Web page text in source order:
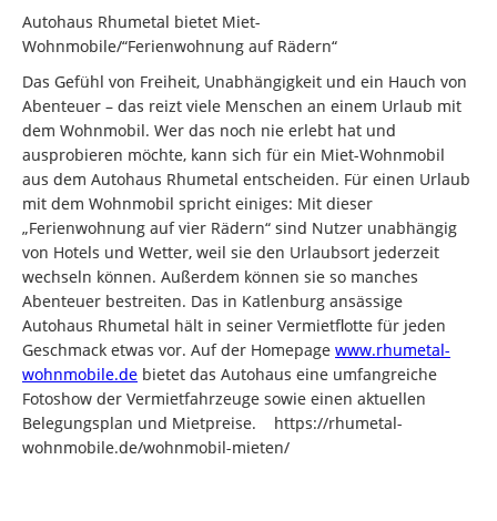
Autohaus Rhumetal bietet Miet-
Wohnmobile/“Ferienwohnung auf Rädern“
Das Gefühl von Freiheit, Unabhängigkeit und ein Hauch von
Abenteuer – das reizt viele Menschen an einem Urlaub mit
dem Wohnmobil. Wer das noch nie erlebt hat und
ausprobieren möchte, kann sich für ein Miet-Wohnmobil
aus dem Autohaus Rhumetal entscheiden. Für einen Urlaub
mit dem Wohnmobil spricht einiges: Mit dieser
„Ferienwohnung auf vier Rädern“ sind Nutzer unabhängig
von Hotels und Wetter, weil sie den Urlaubsort jederzeit
wechseln können. Außerdem können sie so manches
Abenteuer bestreiten. Das in Katlenburg ansässige
Autohaus Rhumetal hält in seiner Vermietflotte für jeden
Geschmack etwas vor. Auf der Homepage www.rhumetal-
wohnmobile.de bietet das Autohaus eine umfangreiche
Fotoshow der Vermietfahrzeuge sowie einen aktuellen
Belegungsplan und Mietpreise. https://rhumetal-
wohnmobile.de/wohnmobil-mieten/